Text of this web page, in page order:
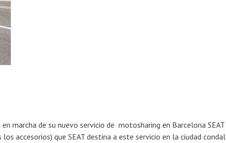
marcha de su nuevo servicio de motosharing en Barcelona SEAT
accesorios) que SEAT destina a este servicio en la ciudad condal